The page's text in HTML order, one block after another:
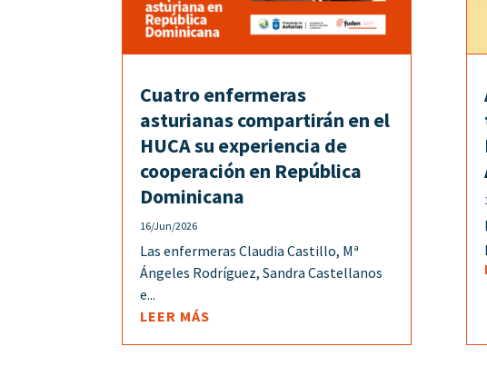
Cuatro enfermeras
asturianas compartirán en el
HUCA su experiencia de
cooperación en República
Dominicana
16/Jun/2026
Las enfermeras Claudia Castillo, Mª
Ángeles Rodríguez, Sandra Castellanos
e...
LEER MÁS